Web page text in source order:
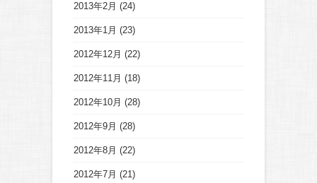
2013年2月 (24)
2013年1月 (23)
2012年12月 (22)
2012年11月 (18)
2012年10月 (28)
2012年9月 (28)
2012年8月 (22)
2012年7月 (21)